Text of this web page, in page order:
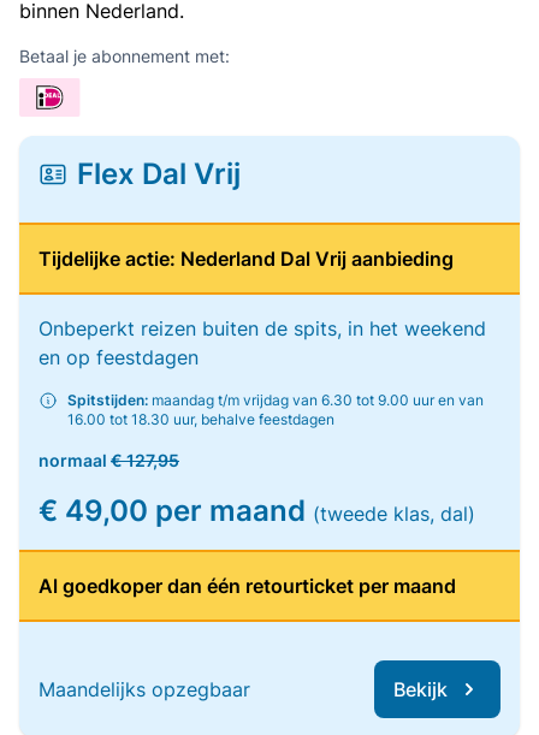
binnen Nederland.
Betaal je abonnement met:
Flex Dal Vrij
Tijdelijke actie: Nederland Dal Vrij aanbieding
Onbeperkt reizen buiten de spits, in het weekend
en op feestdagen
Spitstijden: maandag t/m vrijdag van 6.30 tot 9.00 uur en van
16.00 tot 18.30 uur, behalve feestdagen
normaal € 127,95
€ 49,00 per maand (tweede klas, dal)
Al goedkoper dan één retourticket per maand
Maandelijks opzegbaar Bekijk